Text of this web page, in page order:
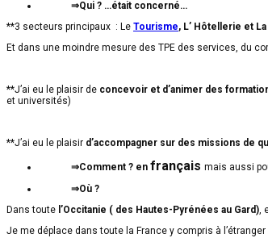
⇒Qui ? …était concerné…
**3 secteurs principaux : Le Tourisme, L’ Hôtellerie et
Et dans une moindre mesure des TPE des services, du
**J’ai eu le plaisir de concevoir et d’animer des
et universités)
**J’ai eu le plaisir d’accompagner sur des missions de
⇒Comment ? en français mais aussi
⇒Où ?
Dans toute l’Occitanie ( des Hautes-Pyrénées au Gard),
Je me déplace dans toute la France y compris à l’étranger